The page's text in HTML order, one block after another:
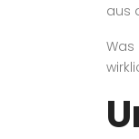
aus
Was